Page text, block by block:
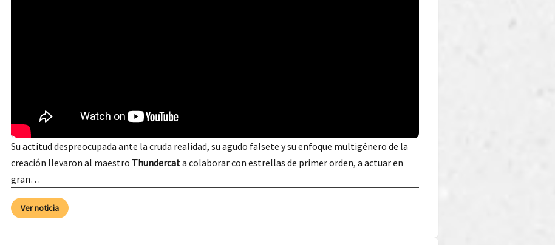
Su actitud despreocupada ante la cruda realidad, su agudo falsete y su enfoque multigénero de la
creación llevaron al maestro Thundercata colaborar con estrellas de primer orden, a actuar en
gran…
Ver noticia